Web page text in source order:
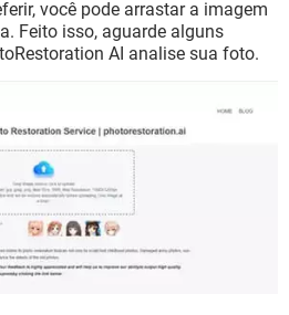
você pode arrastar a imagem
Feito isso, aguarde alguns
AI analise sua foto.